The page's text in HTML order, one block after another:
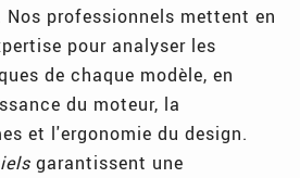
Nos professionnels mettent en
pour analyser les
de chaque modèle, en
du moteur, la
et l'ergonomie du design.
garantissent une